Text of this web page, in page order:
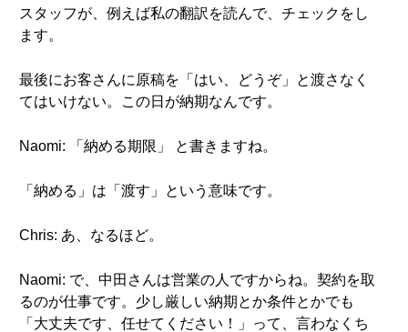
スタッフが、例えば私の翻訳を読んで、チェックをし
ます。
最後にお客さんに原稿を「はい、どうぞ」と渡さなく
てはいけない。この日が納期なんです。
Naomi: 「納める期限」 と書きますね。
「納める」は「渡す」という意味です。
Chris: あ、なるほど。
Naomi: で、中田さんは営業の人ですからね。契約を取
るのが仕事です。少し厳しい納期とか条件とかでも
「大丈夫です、任せてください！」って、言わなくち